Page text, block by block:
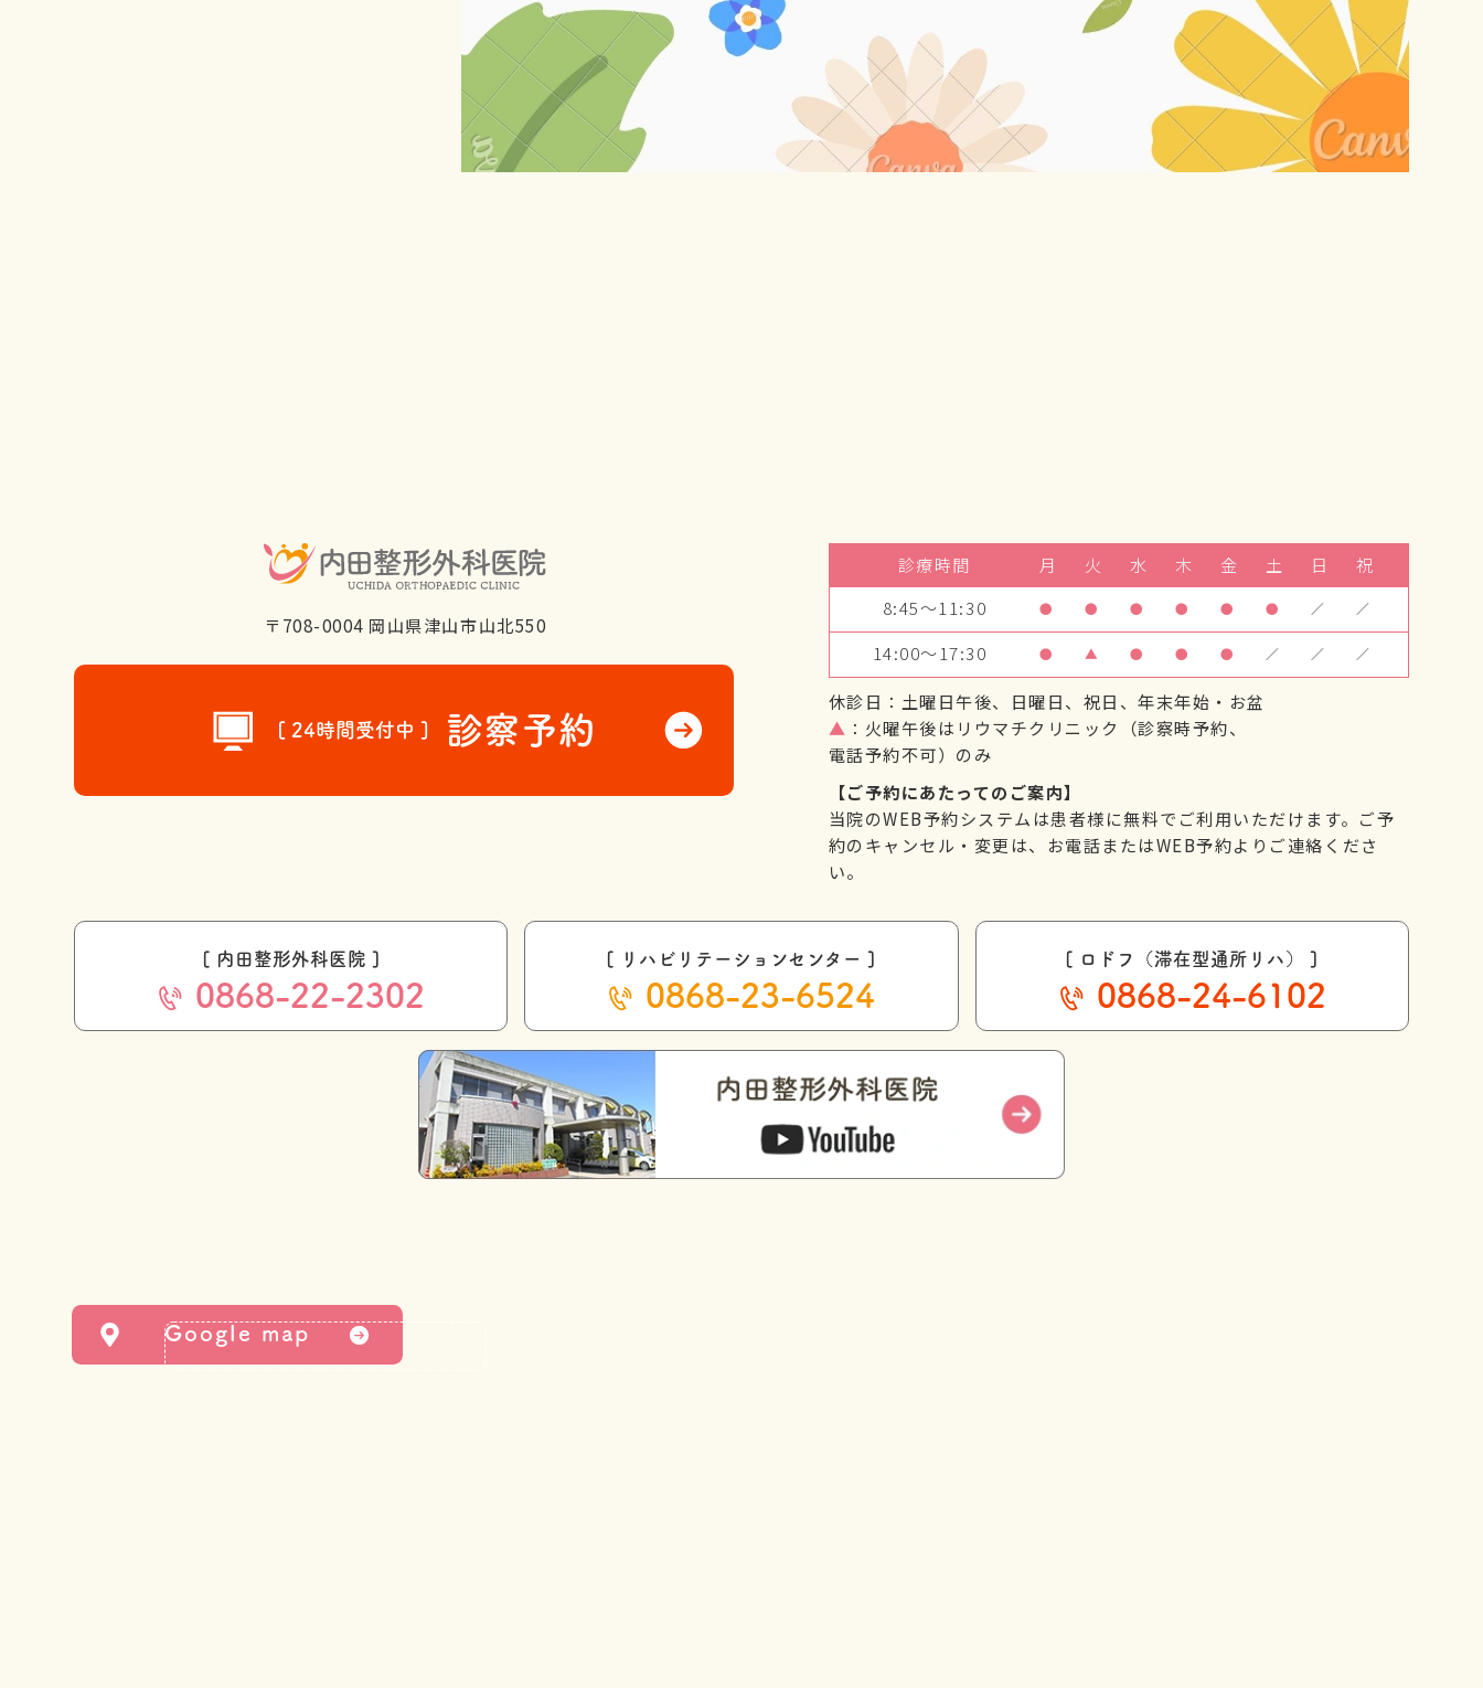
〒708-0004 岡山県津山市山北550
[ 24時間受付中 ] 診察予約
診療時間 月 火 水 木 金 土 日
祝
8:45～11:30
● ● ● ● ● ● ／ ／
14:00～17:30 ● ▲ ● ● ● ／ ／ ／
休診日：土曜日午後、日曜日、祝日、年末年始・お盆
▲ ：火曜午後はリウマチクリニック（診察時予約、
電話予約不可）のみ
【ご予約にあたってのご案内】
当院のWEB予約システムは患者様に無料でご利用いただけます。ご予
約のキャンセル・変更は、お電話またはWEB予約よりご連絡くださ
い。
[ 内田整形外科医院 ]
0868-22-2302
[ リハビリテーションセンター ]
0868-23-6524
[ ロドフ（滞在型通所リハ） ]
0868-24-6102
Google map